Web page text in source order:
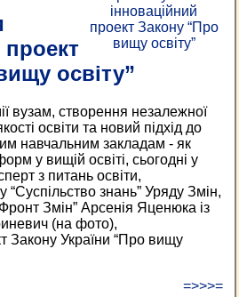
проект
освіту”
вузам, створення незалежної
освіти та новий підхід до
навчальним закладам - як
у вищій освіті, сьогодні у
з питань освіти,
знань” Уряду Змін,
Змін” Арсенія Яценюка із
(на фото),
Закону України “Про вищу
=>>>=